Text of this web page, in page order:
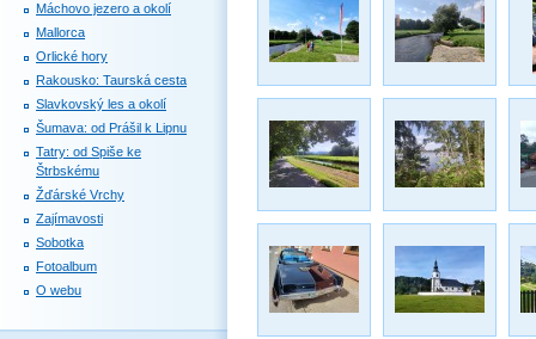
Máchovo jezero a okolí
Mallorca
Orlické hory
Rakousko: Taurská cesta
Slavkovský les a okolí
Šumava: od Prášil k Lipnu
Tatry: od Spiše ke
Štrbskému
Žďárské Vrchy
Zajímavosti
Sobotka
Fotoalbum
O webu